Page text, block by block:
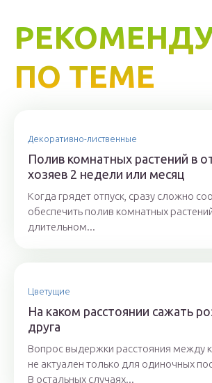
ПО ТЕМЕ
Декоративно-лиственные
Полив комнатных растений в
хозяев 2 недели или месяц
Когда грядет отпуск, сразу сложно
обеспечить полив комнатных
длительном...
Цветущие
На каком расстоянии сажать
друга
Вопрос выдержки расстояния между
не актуален только для одиночных
В остальных случаях...